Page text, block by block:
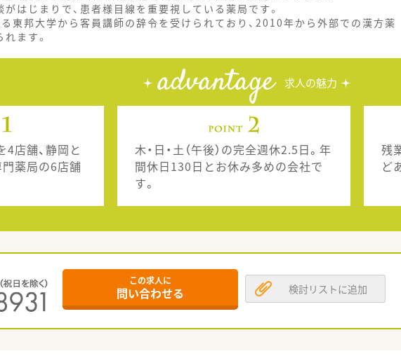
はじまりで、患者様目線を重要視している薬局です。
東邦大学から客員講師の辞令を受けられており、2010年から外部での漢方薬
ます。
advantage 求人の魅力
店舗、静岡と
薬局の6店舗
木・日・土（午後）の完全週休2.5日。年
間休日130日とお休み多めの会社で
す。
残
ど
この求人に
問い合わせる 検討リストに追加